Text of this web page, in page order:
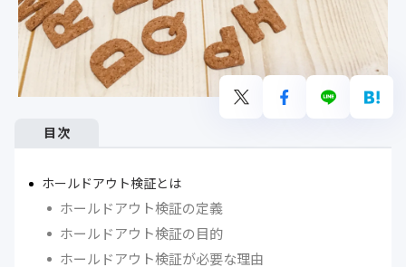
目次
ホールドアウト検証とは
ホールドアウト検証の定義
ホールドアウト検証の目的
ホールドアウト検証が必要な理由